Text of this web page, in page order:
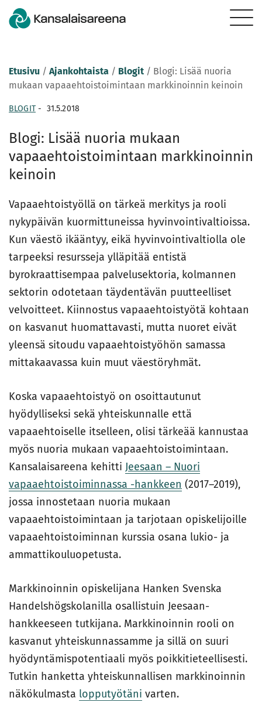
Etusivu / Ajankohtaista / Blogit / Blogi: Lisää nuoria
mukaan vapaaehtoistoimintaan markkinoinnin keinoin
BLOGIT- 31.5.2018
Blogi: Lisää nuoria mukaan
vapaaehtoistoimintaan markkinoinnin
keinoin
Vapaaehtoistyöllä on tärkeä merkitys ja rooli
nykypäivän kuormittuneissa hyvinvointivaltioissa.
Kun väestö ikääntyy, eikä hyvinvointivaltiolla ole
tarpeeksi resursseja ylläpitää entistä
byrokraattisempaa palvelusektoria, kolmannen
sektorin odotetaan täydentävän puutteelliset
velvoitteet. Kiinnostus vapaaehtoistyötä kohtaan
on kasvanut huomattavasti, mutta nuoret eivät
yleensä sitoudu vapaaehtoistyöhön samassa
mittakaavassa kuin muut väestöryhmät.
Koska vapaaehtoistyö on osoittautunut
hyödylliseksi sekä yhteiskunnalle että
vapaaehtoiselle itselleen, olisi tärkeää kannustaa
myös nuoria mukaan vapaaehtoistoimintaan.
Kansalaisareena kehitti Jeesaan – Nuori
vapaaehtoistoiminnassa -hankkeen (2017–2019),
jossa innostetaan nuoria mukaan
vapaaehtoistoimintaan ja tarjotaan opiskelijoille
vapaaehtoistoiminnan kurssia osana lukio- ja
ammattikouluopetusta.
Markkinoinnin opiskelijana Hanken Svenska
Handelshögskolanilla osallistuin Jeesaan-
hankkeeseen tutkijana. Markkinoinnin rooli on
kasvanut yhteiskunnassamme ja sillä on suuri
hyödyntämispotentiaali myös poikkitieteellisesti.
Tutkin hanketta yhteiskunnallisen markkinoinnin
näkökulmasta lopputyötäni varten.